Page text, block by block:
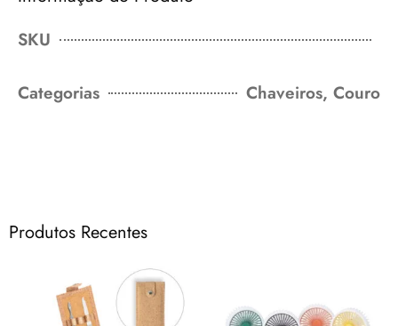
SKU
Categorias Chaveiros, Couro
Produtos Recentes